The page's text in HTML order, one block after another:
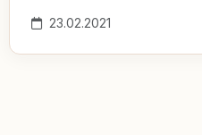
23.02.2021